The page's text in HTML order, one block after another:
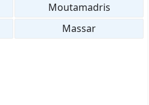
Moutamadris
Massar